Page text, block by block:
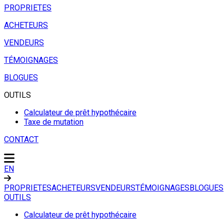
PROPRIETES
ACHETEURS
VENDEURS
TÉMOIGNAGES
BLOGUES
OUTILS
Calculateur de prêt hypothécaire
Taxe de mutation
CONTACT
EN
PROPRIETESACHETEURSVENDEURSTÉMOIGNAGESBLOGUES
OUTILS
Calculateur de prêt hypothécaire